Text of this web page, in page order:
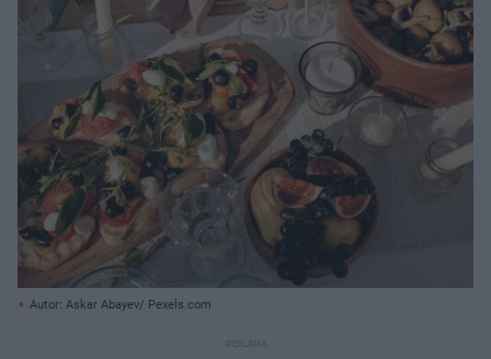
Autor: Askar Abayev/ Pexels.com